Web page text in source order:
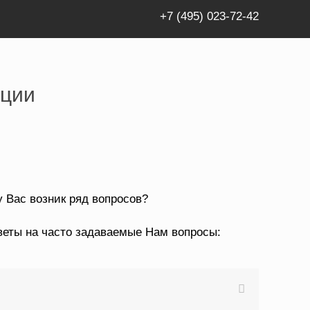
+7 (495) 023-72-42
возник ряд вопросов?
на часто задаваемые Нам вопросы: